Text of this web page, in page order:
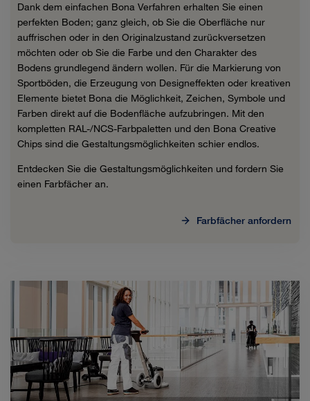
Dank dem einfachen Bona Verfahren erhalten Sie einen
perfekten Boden; ganz gleich, ob Sie die Oberfläche nur
auffrischen oder in den Originalzustand zurückversetzen
möchten oder ob Sie die Farbe und den Charakter des
Bodens grundlegend ändern wollen. Für die Markierung von
Sportböden, die Erzeugung von Designeffekten oder kreativen
Elemente bietet Bona die Möglichkeit, Zeichen, Symbole und
Farben direkt auf die Bodenfläche aufzubringen. Mit den
kompletten RAL-/NCS-Farbpaletten und den Bona Creative
Chips sind die Gestaltungsmöglichkeiten schier endlos.
Entdecken Sie die Gestaltungsmöglichkeiten und fordern Sie
einen Farbfächer an.
Farbfächer anfordern